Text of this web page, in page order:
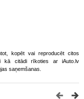
kopēt vai reproducēt citos
kā citādi rīkoties ar iAuto.lv
saņemšanas.